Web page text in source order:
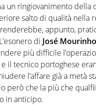
un ringiovanimento della
salto di qualità nella
appunto,
di José Mourinho
più difficile
il tecnico portoghese
l’affare già a metà
però che la più che
in anticipo.